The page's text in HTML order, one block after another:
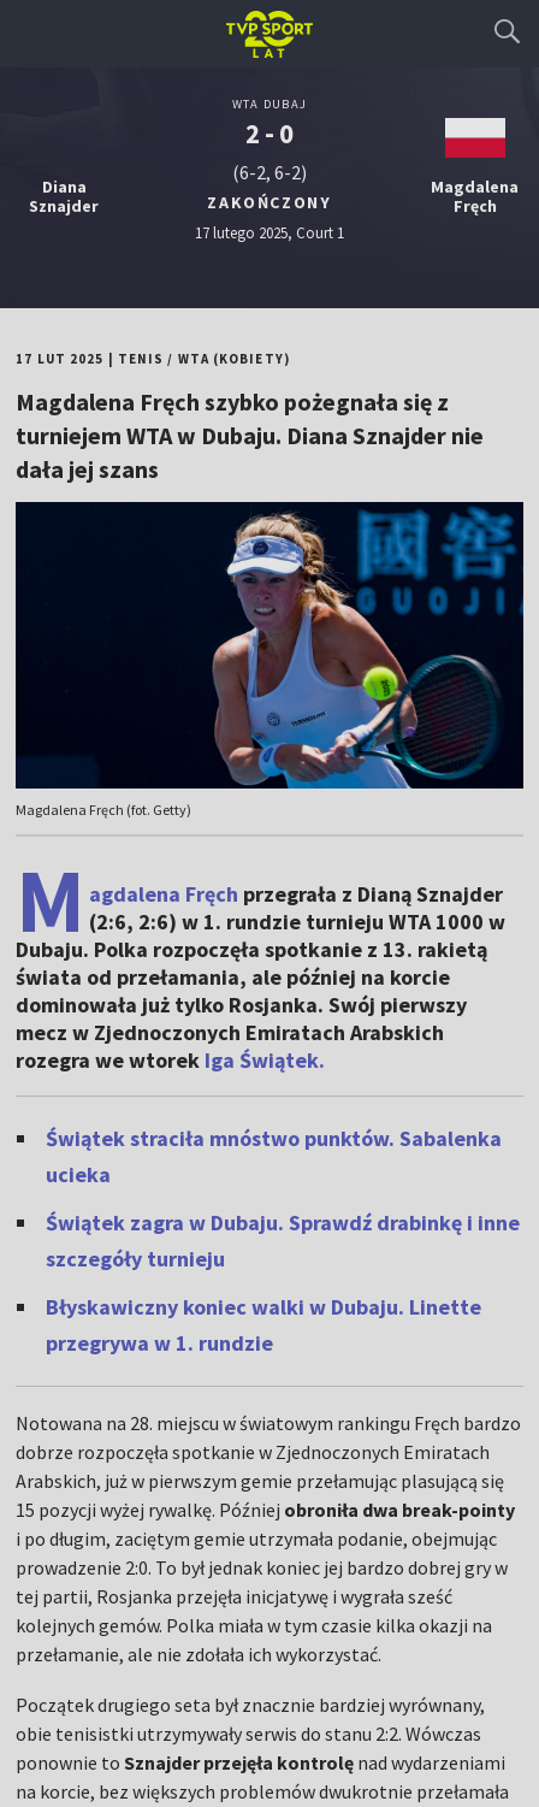
Diana
Sznajder
WTA DUBAJ
2 - 0
(6-2, 6-2)
ZAKOŃCZONY
17 lutego 2025, Court 1
Magdalena
Fręch
17 LUT 2025 TENIS / WTA (KOBIETY)
Magdalena Fręch szybko pożegnała się z
turniejem WTA w Dubaju. Diana Sznajder nie
dała jej szans
Magdalena Fręch (fot. Getty)
M agdalena Fręch przegrała z Dianą Sznajder
(2:6, 2:6) w 1. rundzie turnieju WTA 1000 w
Dubaju. Polka rozpoczęła spotkanie z 13. rakietą
świata od przełamania, ale później na korcie
dominowała już tylko Rosjanka. Swój pierwszy
mecz w Zjednoczonych Emiratach Arabskich
rozegra we wtorek Iga Świątek.
Świątek straciła mnóstwo punktów. Sabalenka
ucieka
Świątek zagra w Dubaju. Sprawdź drabinkę i inne
szczegóły turnieju
Błyskawiczny koniec walki w Dubaju. Linette
przegrywa w 1. rundzie
Notowana na 28. miejscu w światowym rankingu Fręch bardzo
dobrze rozpoczęła spotkanie w Zjednoczonych Emiratach
Arabskich, już w pierwszym gemie przełamując plasującą się
15 pozycji wyżej rywalkę. Później obroniła dwa break-pointy
i po długim, zaciętym gemie utrzymała podanie, obejmując
prowadzenie 2:0. To był jednak koniec jej bardzo dobrej gry w
tej partii, Rosjanka przejęła inicjatywę i wygrała sześć
kolejnych gemów. Polka miała w tym czasie kilka okazji na
przełamanie, ale nie zdołała ich wykorzystać.
Początek drugiego seta był znacznie bardziej wyrównany,
obie tenisistki utrzymywały serwis do stanu 2:2. Wówczas
ponownie toSznajder przejęła kontrolę nad wydarzeniami
na korcie, bez większych problemów dwukrotnie przełamała